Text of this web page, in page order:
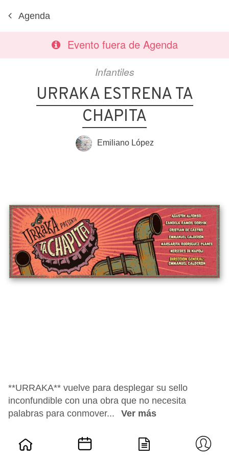
Agenda
Evento fuera de Agenda
Infantiles
URRAKA ESTRENA TA
CHAPITA
Emiliano López
**URRAKA** vuelve para desplegar su sello
inconfundible con una obra que no necesita
palabras para conmover...
Ver más